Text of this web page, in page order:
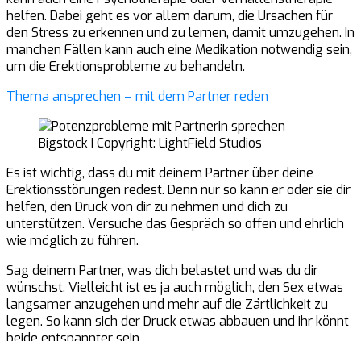
helfen. Dabei geht es vor allem darum, die Ursachen für
den Stress zu erkennen und zu lernen, damit umzugehen. In
manchen Fällen kann auch eine Medikation notwendig sein,
um die Erektionsprobleme zu behandeln.
Thema ansprechen – mit dem Partner reden
Bigstock I Copyright: LightField Studios
Es ist wichtig, dass du mit deinem Partner über deine
Erektionsstörungen redest. Denn nur so kann er oder sie dir
helfen, den Druck von dir zu nehmen und dich zu
unterstützen. Versuche das Gespräch so offen und ehrlich
wie möglich zu führen.
Sag deinem Partner, was dich belastet und was du dir
wünschst. Vielleicht ist es ja auch möglich, den Sex etwas
langsamer anzugehen und mehr auf die Zärtlichkeit zu
legen. So kann sich der Druck etwas abbauen und ihr könnt